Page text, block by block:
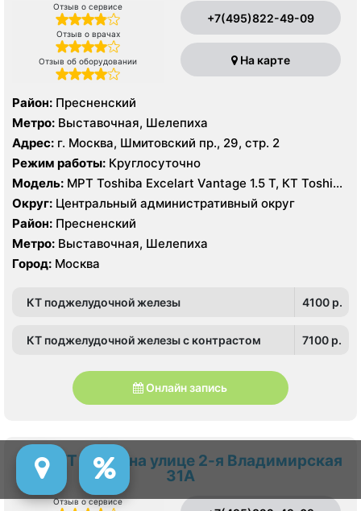
Отзыв о сервисе
Отзыв о врачах
Отзыв об оборудовании
+7(495)822-49-09
На карте
Район: Пресненский
Метро: Выставочная, Шелепиха
Адрес: г. Москва, Шмитовский пр., 29, стр. 2
Режим работы: Круглосуточно
Модель: МРТ Toshiba Excelart Vantage 1.5 Т, КТ Toshiba
AQUILION RXL 16 срезов
Округ: Центральный административный округ
Район: Пресненский
Метро: Выставочная, Шелепиха
Город: Москва
КТ поджелудочной железы 4100 p.
КТ поджелудочной железы с контрастом 7100 p.
Онлайн запись
МРТ КТ и УЗИ на улице 2-я Владимирская
31А
Отзыв о сервисе